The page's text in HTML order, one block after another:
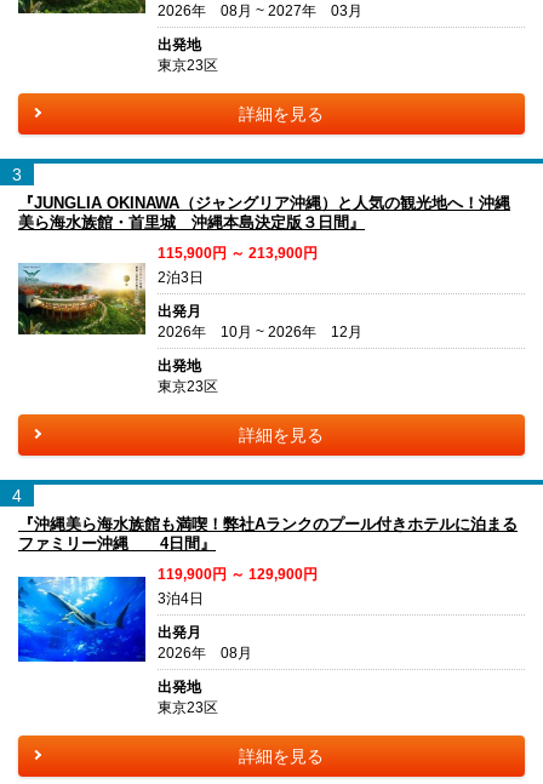
2026年 08月 ~ 2027年 03月
出発地
東京23区
詳細を見る
3
『JUNGLIA OKINAWA（ジャングリア沖縄）と人気の観光地へ！沖縄
美ら海水族館・首里城 沖縄本島決定版３日間』
115,900円 ～ 213,900円
2泊3日
出発月
2026年 10月 ~ 2026年 12月
出発地
東京23区
詳細を見る
4
『沖縄美ら海水族館も満喫！弊社Aランクのプール付きホテルに泊まる
ファミリー沖縄 4日間』
119,900円 ～ 129,900円
3泊4日
出発月
2026年 08月
出発地
東京23区
詳細を見る